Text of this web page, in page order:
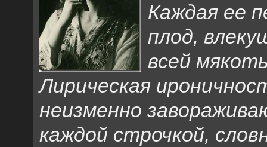
Каждая ее
плод,
всей
Лирическая
неизменно
каждой строчкой,